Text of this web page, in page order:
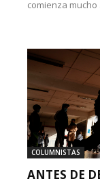
comienza
COLUMNISTAS
ANTES DE